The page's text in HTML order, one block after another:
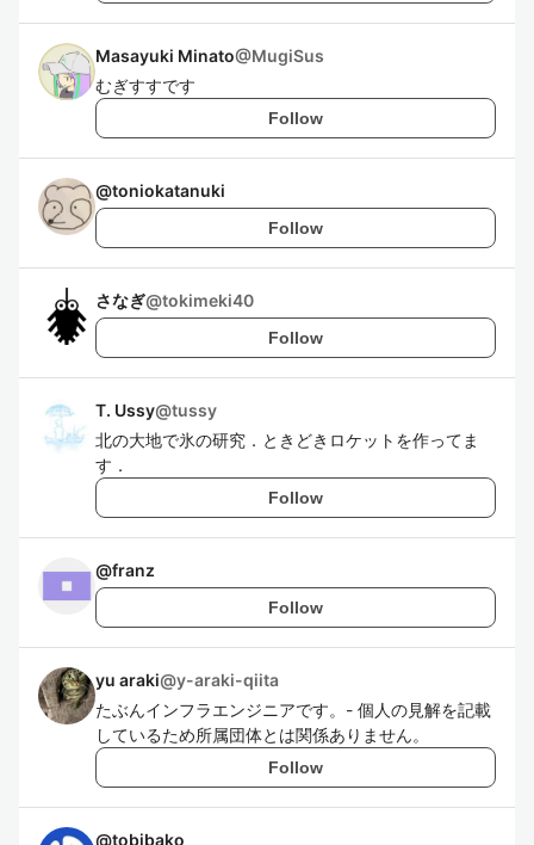
Masayuki Minato@MugiSus
むぎすすです
Follow
@toniokatanuki
Follow
さなぎ@tokimeki40
Follow
T. Ussy@tussy
北の大地で氷の研究．ときどきロケットを作ってま
す．
Follow
@franz
Follow
yu araki@y-araki-qiita
たぶんインフラエンジニアです。- 個人の見解を記載
しているため所属団体とは関係ありません。
Follow
@tobibako